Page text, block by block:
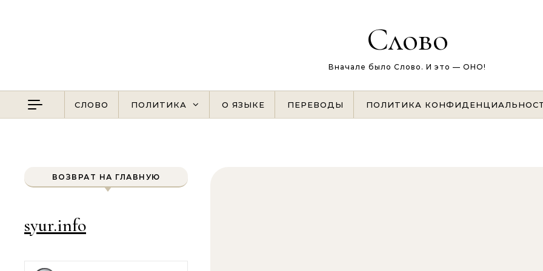
Слово
Вначале было Слово. И это — ОНО!
СЛОВО ПОЛИТИКА О ЯЗЫКЕ ПЕРЕВОДЫ ПОЛИТИКА
ВОЗВРАТ НА ГЛАВНУЮ
syur.info